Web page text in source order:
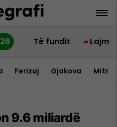
Të fundit Lajme
Ferizaj Gjakova
9.6 miliardë